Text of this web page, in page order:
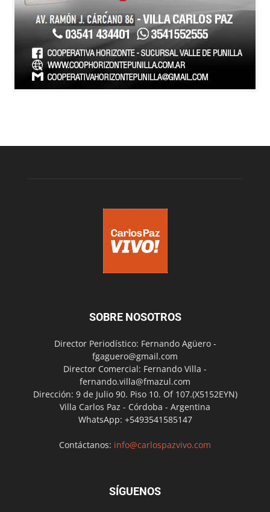
SOBRE NOSOTROS
Director Periodístico: Fernando Agüero -
fgaguero@gmail.com
Director Comercial: Fernando Villa -
fernando.villa@fmazul.com
Dirección: 9 de Julio 90. Piso 10. Of 107.(X5152EYN)
Villa Carlos Paz - Córdoba - Argentina
WhatsApp: +5493541585147
Contáctanos: info@carlospazvivo.com
SÍGUENOS